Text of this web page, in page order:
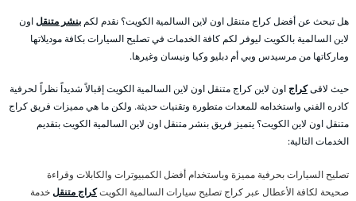
هل تبحث عن أفضل كراج متنقل اون لاين السالمية الكويت؟ نقدم لكم بنشر متنقلاون
لاين السالمية بالكويت ليوفر لكم كافة الخدمات في تصليح السيارات بكافة موديلاتها
وماركاتها من مرسيدس وبي أم دبليو وكيا ونيسان وغيرها.
حيث لاقىكراج اون لاين كراج متنقل اون لاين السالمية الكويت إقبالاً شديداً نظراً لحرفية
كادره الفني واستخدامه للمعدات متطورة وتقنيات حديثة. ولكن ما هي مميزات فريق كراج
متنقل اون لاين الكويت؟ يتميز فريق بنشر متنقل اون لاين السالمية الكويت بتقديم
الخدمات التالية:
تصليح السيارات بحرفية مميزة وباستخدام أفضل الكمبيوترات والكابلات وقراءة
صحيحة لكافة الأعطال عبر كراج تصليح سيارات السالمية الكويتكراج متنقلخدمة